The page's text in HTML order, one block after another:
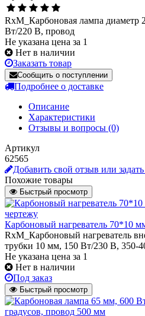
RxM_Карбоновая лампа диаметр
Вт/220 В, провод
Не указана цена за 1
Нет в наличии
Заказать товар
Сообщить о поступлении
Подробнее о доставке
Описание
Характеристики
Отзывы и вопросы (0)
Артикул
62565
Добавить свой отзыв или
Похожие товары
Быстрый просмотр
Карбоновый нагреватель 70*10
RxM_Карбоновый нагреватель
трубки 10 мм, 150 Вт/230 В, 350-
Не указана цена за 1
Нет в наличии
Под заказ
Быстрый просмотр